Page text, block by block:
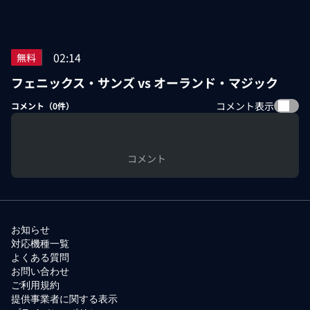
無料 02:14
フェニックス・サンズ vs オーランド・マジック
コメント（0件） コメント表示
コメント
お知らせ
対応機種一覧
よくある質問
お問い合わせ
ご利用規約
提供事業者に関する表示